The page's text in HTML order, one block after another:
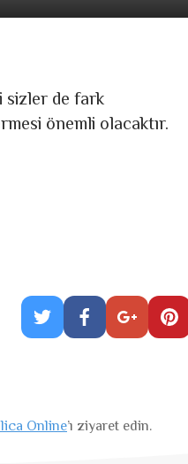
sizler de fark
önemli olacaktır.
Online’ı ziyaret edin.